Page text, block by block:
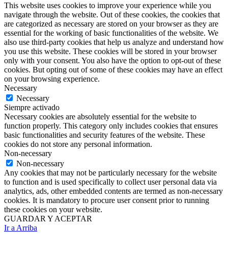
This website uses cookies to improve your experience while you
navigate through the website. Out of these cookies, the cookies that
are categorized as necessary are stored on your browser as they are
essential for the working of basic functionalities of the website. We
also use third-party cookies that help us analyze and understand how
you use this website. These cookies will be stored in your browser
only with your consent. You also have the option to opt-out of these
cookies. But opting out of some of these cookies may have an effect
on your browsing experience.
Necessary
Necessary
Siempre activado
Necessary cookies are absolutely essential for the website to
function properly. This category only includes cookies that ensures
basic functionalities and security features of the website. These
cookies do not store any personal information.
Non-necessary
Non-necessary
Any cookies that may not be particularly necessary for the website
to function and is used specifically to collect user personal data via
analytics, ads, other embedded contents are termed as non-necessary
cookies. It is mandatory to procure user consent prior to running
these cookies on your website.
GUARDAR Y ACEPTAR
Ir a Arriba